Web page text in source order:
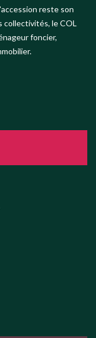
reste son
collectivités, le COL
foncier,